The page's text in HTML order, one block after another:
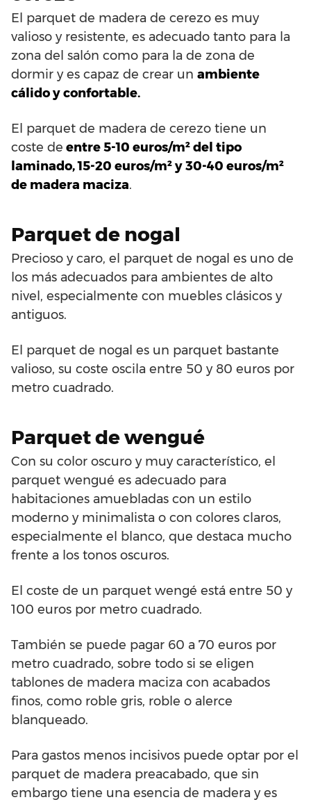
El parquet de madera de cerezo es muy
valioso y resistente, es adecuado tanto para la
zona del salón como para la de zona de
dormir y es capaz de crear un ambiente
cálido y confortable.
El parquet de madera de cerezo tiene un
coste de entre 5-10 euros/m² del tipo
laminado, 15-20 euros/m² y 30-40 euros/m²
de madera maciza.
Parquet de nogal
Precioso y caro, el parquet de nogal es uno de
los más adecuados para ambientes de alto
nivel, especialmente con muebles clásicos y
antiguos.
El parquet de nogal es un parquet bastante
valioso, su coste oscila entre 50 y 80 euros por
metro cuadrado.
Parquet de wengué
Con su color oscuro y muy característico, el
parquet wengué es adecuado para
habitaciones amuebladas con un estilo
moderno y minimalista o con colores claros,
especialmente el blanco, que destaca mucho
frente a los tonos oscuros.
El coste de un parquet wengé está entre 50 y
100 euros por metro cuadrado.
También se puede pagar 60 a 70 euros por
metro cuadrado, sobre todo si se eligen
tablones de madera maciza con acabados
finos, como roble gris, roble o alerce
blanqueado.
Para gastos menos incisivos puede optar por el
parquet de madera preacabado, que sin
embargo tiene una esencia de madera y es